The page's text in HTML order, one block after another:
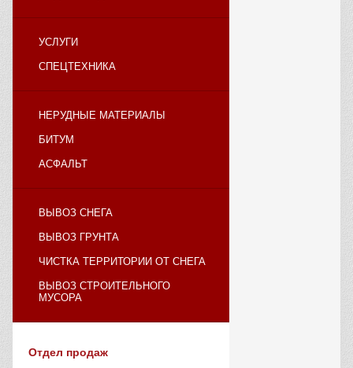
УСЛУГИ
СПЕЦТЕХНИКА
НЕРУДНЫЕ МАТЕРИАЛЫ
БИТУМ
АСФАЛЬТ
ВЫВОЗ СНЕГА
ВЫВОЗ ГРУНТА
ЧИСТКА ТЕРРИТОРИИ ОТ СНЕГА
ВЫВОЗ СТРОИТЕЛЬНОГО
МУСОРА
Отдел продаж